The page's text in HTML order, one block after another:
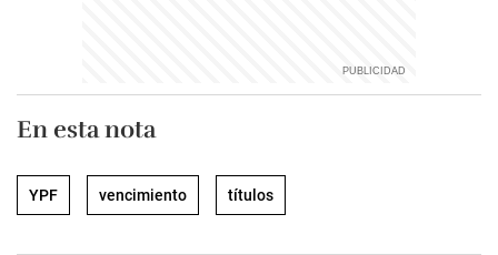
En esta nota
YPF vencimiento títulos